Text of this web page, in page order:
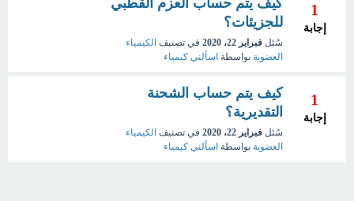
1
إجابة
للجزيئات؟
سُئل فبراير 22، 2020 في تصنيف الكيمياء
العضوية بواسطة اسألني كيمياء
1
إجابة
كيف يتم حساب الشحنة
التقديرية؟
سُئل فبراير 22، 2020 في تصنيف الكيمياء
العضوية بواسطة اسألني كيمياء